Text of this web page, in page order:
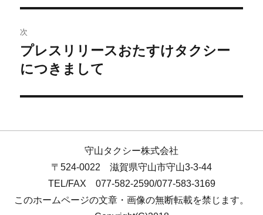
次
プレスリリースおたすけタクシー
につきまして
守山タクシー株式会社
〒524-0022 滋賀県守山市守山3-3-44
TEL/FAX 077-582-2590/077-583-3169
このホームページの文章・画像の無断転載を禁じます。